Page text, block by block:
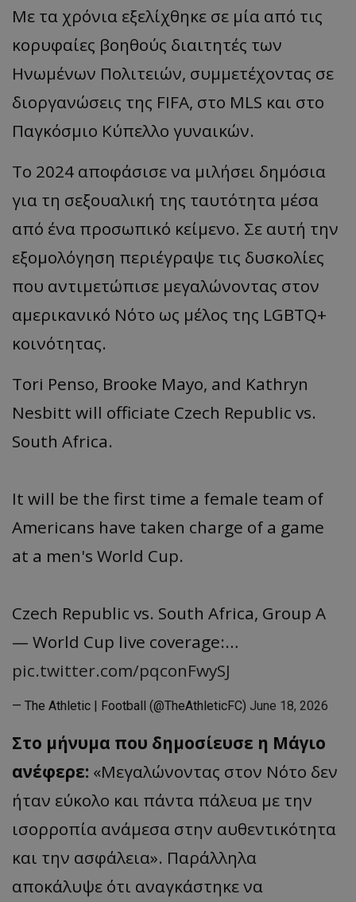
Με τα χρόνια εξελίχθηκε σε μία από τις
κορυφαίες βοηθούς διαιτητές των
Ηνωμένων Πολιτειών, συμμετέχοντας σε
διοργανώσεις της FIFA, στο MLS και στο
Παγκόσμιο Κύπελλο γυναικών.
Το 2024 αποφάσισε να μιλήσει δημόσια
για τη σεξουαλική της ταυτότητα μέσα
από ένα προσωπικό κείμενο. Σε αυτή την
εξομολόγηση περιέγραψε τις δυσκολίες
που αντιμετώπισε μεγαλώνοντας στον
αμερικανικό Νότο ως μέλος της LGBTQ+
κοινότητας.
Tori Penso, Brooke Mayo, and Kathryn
Nesbitt will officiate Czech Republic vs.
South Africa.
It will be the first time a female team of
Americans have taken charge of a game
at a men's World Cup.
Czech Republic vs. South Africa, Group A
— World Cup live coverage:…
pic.twitter.com/pqconFwySJ
— The Athletic | Football (@TheAthleticFC) June 18, 2026
Στο μήνυμα που δημοσίευσε η Μάγιο
ανέφερε: «Μεγαλώνοντας στον Νότο δεν
ήταν εύκολο και πάντα πάλευα με την
ισορροπία ανάμεσα στην αυθεντικότητα
και την ασφάλεια». Παράλληλα
αποκάλυψε ότι αναγκάστηκε να